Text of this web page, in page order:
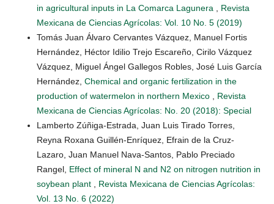
in agricultural inputs in La Comarca Lagunera
Revista
Mexicana de Ciencias Agrícolas: Vol. 10 No. 5 (2019)
Tomás Juan Álvaro Cervantes Vázquez, Manuel Fortis
Hernández, Héctor Idilio Trejo Escareño, Cirilo Vázquez
Vázquez, Miguel Ángel Gallegos Robles, José Luis García
Hernández, Chemical and organic fertilization in the
production of watermelon in northern Mexico
Revista
Mexicana de Ciencias Agrícolas: No. 20 (2018): Special
Lamberto Zúñiga-Estrada, Juan Luis Tirado Torres,
Reyna Roxana Guillén-Enríquez, Efrain de la Cruz-
Lazaro, Juan Manuel Nava-Santos, Pablo Preciado
Rangel, Effect of mineral N and N2 on nitrogen nutrition in
soybean plant
Revista Mexicana de Ciencias Agrícolas:
Vol. 13 No. 6 (2022)